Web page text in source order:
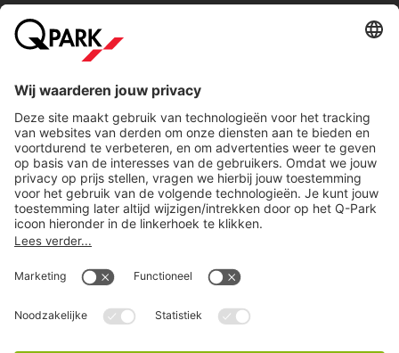
Copyright
Privacy statement